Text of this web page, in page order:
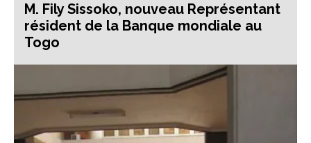
M. Fily Sissoko, nouveau Représentant
résident de la Banque mondiale au
Togo